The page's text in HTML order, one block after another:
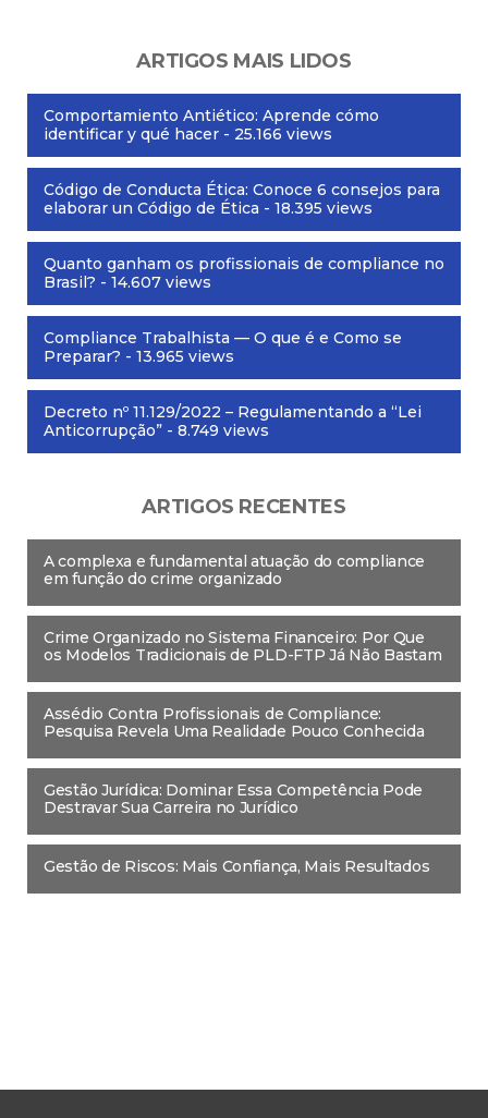
ARTIGOS MAIS LIDOS
Comportamiento Antiético: Aprende cómo
identificar y qué hacer - 25.166 views
Código de Conducta Ética: Conoce 6 consejos para
elaborar un Código de Ética - 18.395 views
Quanto ganham os profissionais de compliance no
Brasil? - 14.607 views
Compliance Trabalhista — O que é e Como se
Preparar? - 13.965 views
Decreto nº 11.129/2022 – Regulamentando a “Lei
Anticorrupção” - 8.749 views
ARTIGOS RECENTES
A complexa e fundamental atuação do compliance
em função do crime organizado
Crime Organizado no Sistema Financeiro: Por Que
os Modelos Tradicionais de PLD-FTP Já Não Bastam
Assédio Contra Profissionais de Compliance:
Pesquisa Revela Uma Realidade Pouco Conhecida
Gestão Jurídica: Dominar Essa Competência Pode
Destravar Sua Carreira no Jurídico
Gestão de Riscos: Mais Confiança, Mais Resultados